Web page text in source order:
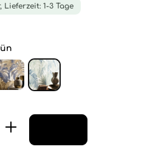
1-3 Tage